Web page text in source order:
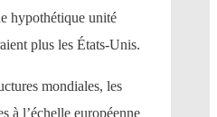
hypothétique unité
plus les États-Unis.
mondiales, les
à l’échelle européenne